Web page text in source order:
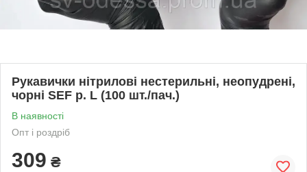
Рукавички нітрилові нестерильні, неопудрені,
чорні SEF р. L (100 шт./пач.)
В наявності
Опт і роздріб
309 ₴